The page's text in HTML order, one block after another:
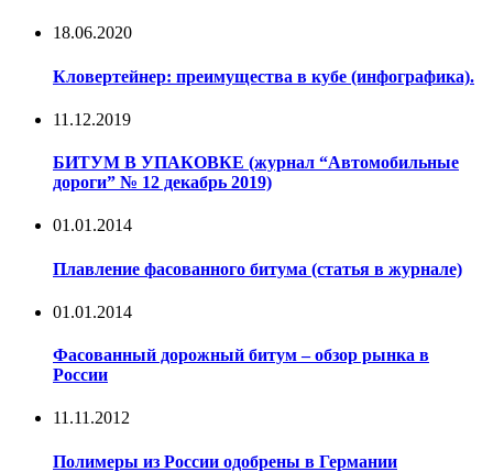
18.06.2020
Кловертейнер: преимущества в кубе (инфографика).
11.12.2019
БИТУМ В УПАКОВКЕ (журнал “Автомобильные
дороги” № 12 декабрь 2019)
01.01.2014
Плавление фасованного битума (статья в журнале)
01.01.2014
Фасованный дорожный битум – обзор рынка в
России
11.11.2012
Полимеры из России одобрены в Германии